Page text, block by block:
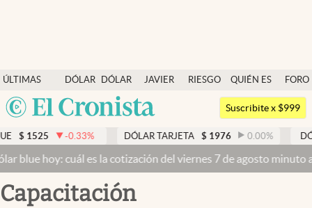
ÚLTIMAS
NOTICIAS
DÓLAR
DÓLAR
BLUE
JAVIER
RIESGO
QUIÉN ES
QUIÉN
FORO
Argentina
México
Dólar
Members
Economía y Política
Finanzas y Mercados
Mercados Online
Suscribite x $999
% DÓLAR TARJETA $ 1976 0.00 % DÓLAR MEP
es la cotización del viernes 7 de agosto minuto a minutoDólar
Capacitación